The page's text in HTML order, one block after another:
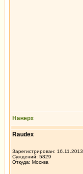
Наверх
Raudex
Зарегистрирован: 16.11.2013
Суждений: 5829
Откуда: Москва